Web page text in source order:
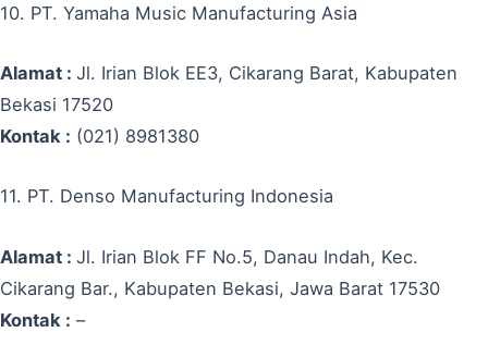
10. PT. Yamaha Music Manufacturing Asia
Alamat : Jl. Irian Blok EE3, Cikarang Barat, Kabupaten
Bekasi 17520
Kontak : (021) 8981380
11. PT. Denso Manufacturing Indonesia
Alamat : Jl. Irian Blok FF No.5, Danau Indah, Kec.
Cikarang Bar., Kabupaten Bekasi, Jawa Barat 17530
Kontak : –